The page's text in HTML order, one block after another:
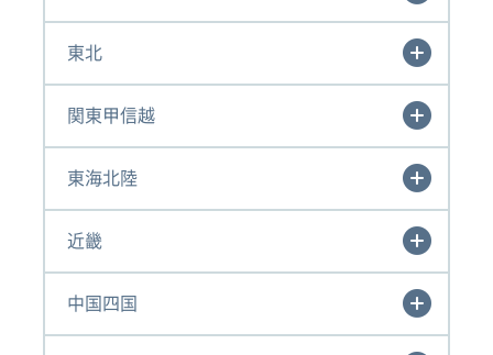
東北
関東甲信越
東海北陸
近畿
中国四国